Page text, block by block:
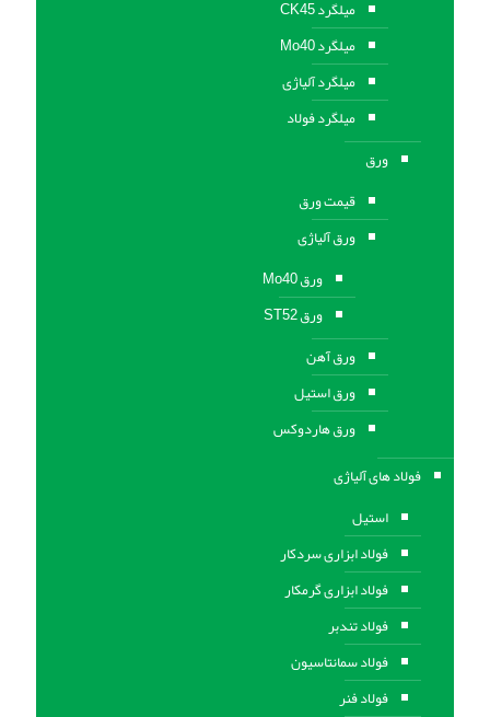
میلگرد CK45
میلگرد Mo40
میلگرد آلیاژی
میلگرد فولاد
ورق
قیمت ورق
ورق آلیاژی
ورق Mo40
ورق ST52
ورق آهن
ورق استيل
ورق هاردوکس
فولاد های آلیاژی
استیل
فولاد ابزاری سردکار
فولاد ابزاری گرمکار
فولاد تندبر
فولاد سمانتاسیون
فولاد فنر